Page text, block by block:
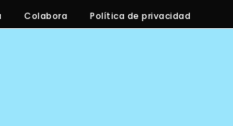
Colabora Política de privacidad